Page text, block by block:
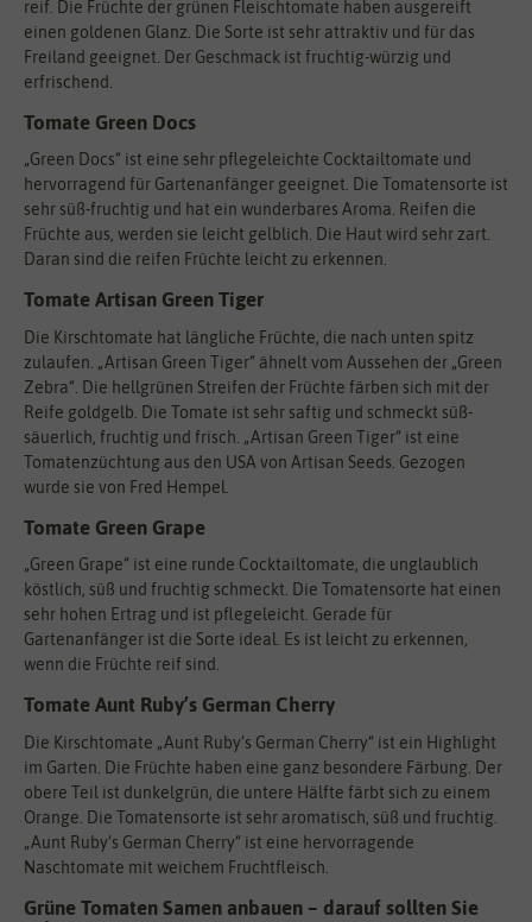
reif. Die Früchte der grünen Fleischtomate haben ausgereift
einen goldenen Glanz. Die Sorte ist sehr attraktiv und für das
Freiland geeignet. Der Geschmack ist fruchtig-würzig und
erfrischend.
Tomate Green Docs
„Green Docs“ ist eine sehr pflegeleichte Cocktailtomate und
hervorragend für Gartenanfänger geeignet. Die Tomatensorte ist
sehr süß-fruchtig und hat ein wunderbares Aroma. Reifen die
Früchte aus, werden sie leicht gelblich. Die Haut wird sehr zart.
Daran sind die reifen Früchte leicht zu erkennen.
Tomate Artisan Green Tiger
Die Kirschtomate hat längliche Früchte, die nach unten spitz
zulaufen. „Artisan Green Tiger“ ähnelt vom Aussehen der „Green
Zebra“. Die hellgrünen Streifen der Früchte färben sich mit der
Reife goldgelb. Die Tomate ist sehr saftig und schmeckt süß-
säuerlich, fruchtig und frisch. „Artisan Green Tiger“ ist eine
Tomatenzüchtung aus den USA von Artisan Seeds. Gezogen
wurde sie von Fred Hempel.
Tomate Green Grape
„Green Grape“ ist eine runde Cocktailtomate, die unglaublich
köstlich, süß und fruchtig schmeckt. Die Tomatensorte hat einen
sehr hohen Ertrag und ist pflegeleicht. Gerade für
Gartenanfänger ist die Sorte ideal. Es ist leicht zu erkennen,
wenn die Früchte reif sind.
Tomate Aunt Ruby’s German Cherry
Die Kirschtomate „Aunt Ruby’s German Cherry“ ist ein Highlight
im Garten. Die Früchte haben eine ganz besondere Färbung. Der
obere Teil ist dunkelgrün, die untere Hälfte färbt sich zu einem
Orange. Die Tomatensorte ist sehr aromatisch, süß und fruchtig.
„Aunt Ruby’s German Cherry“ ist eine hervorragende
Naschtomate mit weichem Fruchtfleisch.
Grüne Tomaten Samen anbauen – darauf sollten Sie